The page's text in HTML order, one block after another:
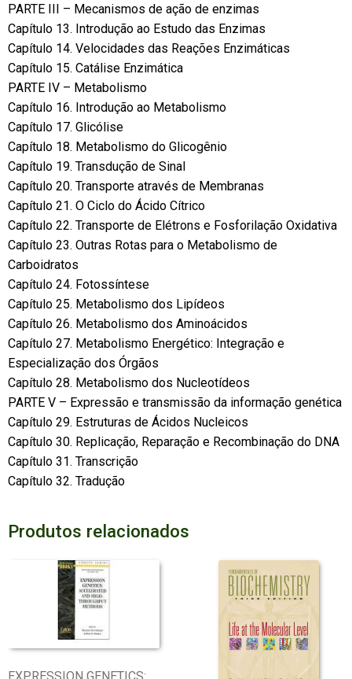
PARTE III – Mecanismos de ação de enzimas
Capítulo 13. Introdução ao Estudo das Enzimas
Capítulo 14. Velocidades das Reações Enzimáticas
Capítulo 15. Catálise Enzimática
PARTE IV – Metabolismo
Capítulo 16. Introdução ao Metabolismo
Capítulo 17. Glicólise
Capítulo 18. Metabolismo do Glicogênio
Capítulo 19. Transdução de Sinal
Capítulo 20. Transporte através de Membranas
Capítulo 21. O Ciclo do Ácido Cítrico
Capítulo 22. Transporte de Elétrons e Fosforilação Oxidativa
Capítulo 23. Outras Rotas para o Metabolismo de
Carboidratos
Capítulo 24. Fotossíntese
Capítulo 25. Metabolismo dos Lipídeos
Capítulo 26. Metabolismo dos Aminoácidos
Capítulo 27. Metabolismo Energético: Integração e
Especialização dos Órgãos
Capítulo 28. Metabolismo dos Nucleotídeos
PARTE V – Expressão e transmissão da informação genética
Capítulo 29. Estruturas de Ácidos Nucleicos
Capítulo 30. Replicação, Reparação e Recombinação do DNA
Capítulo 31. Transcrição
Capítulo 32. Tradução
Produtos relacionados